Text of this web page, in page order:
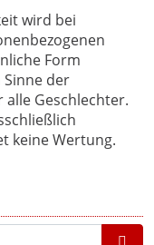
wird bei
Form
der
Geschlechter.
keine Wertung.